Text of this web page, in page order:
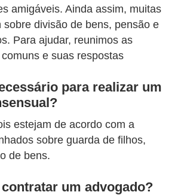
amigáveis. Ainda assim, muitas
sobre divisão de bens, pensão e
Para ajudar, reunimos as
e suas respostas
para realizar um
estejam de acordo com a
sobre guarda de filhos,
de bens.
um advogado?